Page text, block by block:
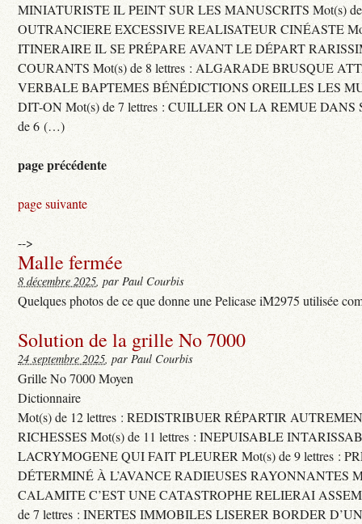
MINIATURISTE IL PEINT SUR LES MANUSCRITS Mot(s) de
OUTRANCIERE EXCESSIVE REALISATEUR CINÉASTE
ITINERAIRE IL SE PRÉPARE AVANT LE DÉPART
COURANTS Mot(s) de 8 lettres : ALGARADE BRUSQUE
VERBALE BAPTEMES BÉNÉDICTIONS OREILLES LES
DIT-ON Mot(s) de 7 lettres : CUILLER ON LA REMUE DANS
de 6 (…)
page précédente
page suivante
-->
Malle fermée
8 décembre 2025, par Paul Courbis
Quelques photos de ce que donne une Pelicase iM2975 utilisée
Solution de la grille No 7000
24 septembre 2025, par Paul Courbis
Grille No 7000 Moyen
Dictionnaire
Mot(s) de 12 lettres : REDISTRIBUER RÉPARTIR
RICHESSES Mot(s) de 11 lettres : INEPUISABLE
LACRYMOGENE QUI FAIT PLEURER Mot(s) de 9 lettres :
DÉTERMINÉ À L’AVANCE RADIEUSES RAYONNANTES
CALAMITE C’EST UNE CATASTROPHE RELIERAI
de 7 lettres : INERTES IMMOBILES LISERER BORDER